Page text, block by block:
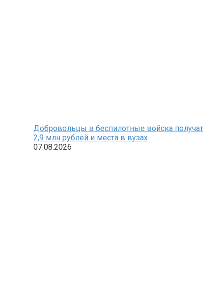
Добровольцы в беспилотные войска получат
2,9 млн рублей и места в вузах
07.08.2026